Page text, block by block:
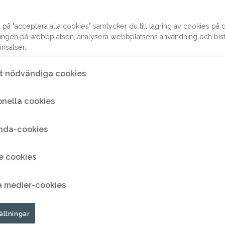
att vi ställer
är att hjälpa till
på ett så
möjligheter
på "acceptera alla cookies" samtycker du till lagring av cookies på
på webbplatsen, analysera webbplatsens användning och
nödvändiga cookies
cookies
cookies
cookies
medier-cookies